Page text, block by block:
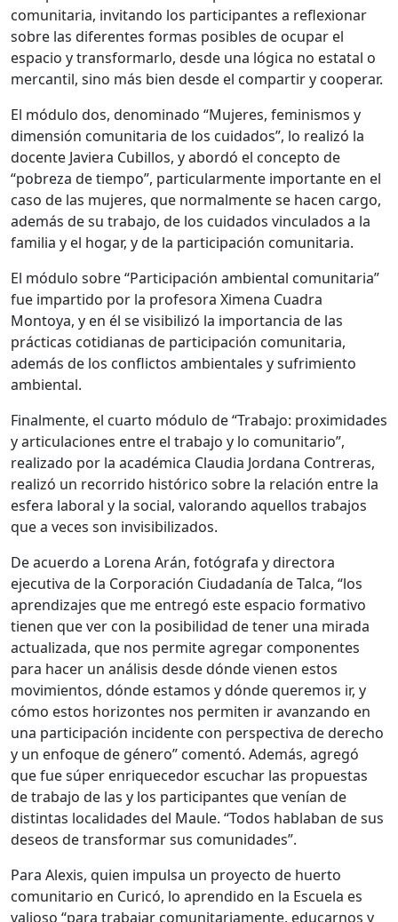
comunitaria, invitando los participantes a reflexionar
sobre las diferentes formas posibles de ocupar el
espacio y transformarlo, desde una lógica no estatal o
mercantil, sino más bien desde el compartir y cooperar.
El módulo dos, denominado “Mujeres, feminismos y
dimensión comunitaria de los cuidados”, lo realizó la
docente Javiera Cubillos, y abordó el concepto de
“pobreza de tiempo”, particularmente importante en el
caso de las mujeres, que normalmente se hacen cargo,
además de su trabajo, de los cuidados vinculados a la
familia y el hogar, y de la participación comunitaria.
El módulo sobre “Participación ambiental comunitaria”
fue impartido por la profesora Ximena Cuadra
Montoya, y en él se visibilizó la importancia de las
prácticas cotidianas de participación comunitaria,
además de los conflictos ambientales y sufrimiento
ambiental.
Finalmente, el cuarto módulo de “Trabajo: proximidades
y articulaciones entre el trabajo y lo comunitario”,
realizado por la académica Claudia Jordana Contreras,
realizó un recorrido histórico sobre la relación entre la
esfera laboral y la social, valorando aquellos trabajos
que a veces son invisibilizados.
De acuerdo a Lorena Arán, fotógrafa y directora
ejecutiva de la Corporación Ciudadanía de Talca, “los
aprendizajes que me entregó este espacio formativo
tienen que ver con la posibilidad de tener una mirada
actualizada, que nos permite agregar componentes
para hacer un análisis desde dónde vienen estos
movimientos, dónde estamos y dónde queremos ir, y
cómo estos horizontes nos permiten ir avanzando en
una participación incidente con perspectiva de derecho
y un enfoque de género” comentó. Además, agregó
que fue súper enriquecedor escuchar las propuestas
de trabajo de las y los participantes que venían de
distintas localidades del Maule. “Todos hablaban de sus
deseos de transformar sus comunidades”.
Para Alexis, quien impulsa un proyecto de huerto
comunitario en Curicó, lo aprendido en la Escuela es
valioso “para trabajar comunitariamente, educarnos y